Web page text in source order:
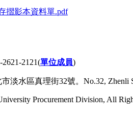
摺影本資料單.pdf
2121(單位成員)
淡水區真理街32號。No.32, Zhenli
Procurement Division, All